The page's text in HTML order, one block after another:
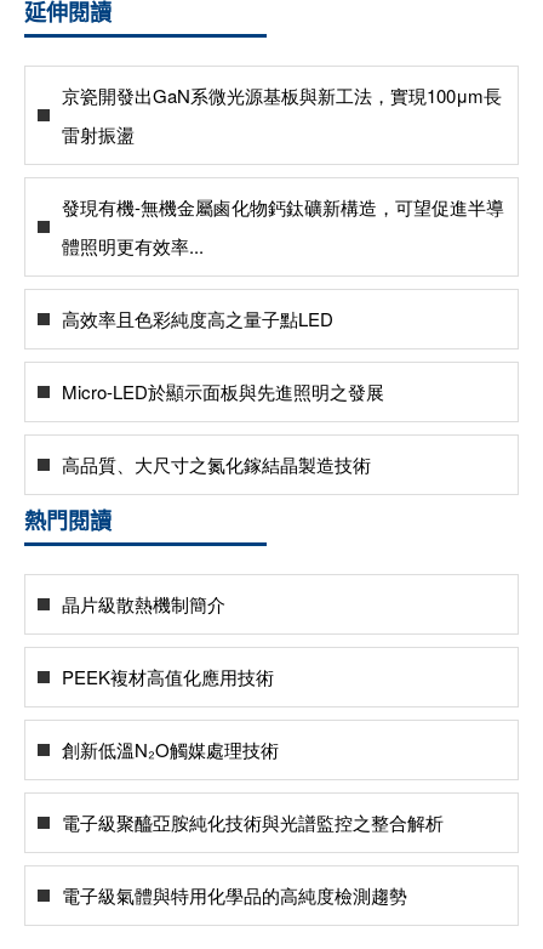
延伸閱讀
京瓷開發出GaN系微光源基板與新工法，實現100μm長
雷射振盪
發現有機-無機金屬鹵化物鈣鈦礦新構造，可望促進半導
體照明更有效率...
高效率且色彩純度高之量子點LED
Micro-LED於顯示面板與先進照明之發展
高品質、大尺寸之氮化鎵結晶製造技術
熱門閱讀
晶片級散熱機制簡介
PEEK複材高值化應用技術
創新低溫N₂O觸媒處理技術
電子級聚醯亞胺純化技術與光譜監控之整合解析
電子級氣體與特用化學品的高純度檢測趨勢